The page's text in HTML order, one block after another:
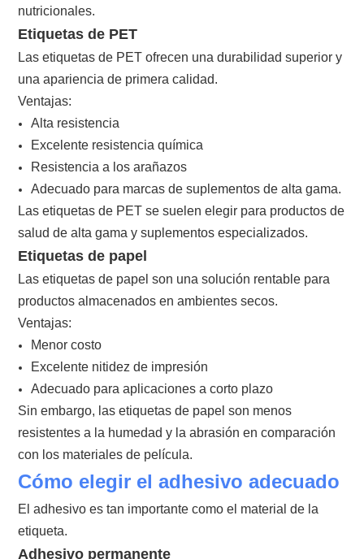
nutricionales.
Etiquetas de PET
Las etiquetas de PET ofrecen una durabilidad superior y
una apariencia de primera calidad.
Ventajas:
Alta resistencia
Excelente resistencia química
Resistencia a los arañazos
Adecuado para marcas de suplementos de alta gama.
Las etiquetas de PET se suelen elegir para productos de
salud de alta gama y suplementos especializados.
Etiquetas de papel
Las etiquetas de papel son una solución rentable para
productos almacenados en ambientes secos.
Ventajas:
Menor costo
Excelente nitidez de impresión
Adecuado para aplicaciones a corto plazo
Sin embargo, las etiquetas de papel son menos
resistentes a la humedad y la abrasión en comparación
con los materiales de película.
Cómo elegir el adhesivo adecuado
El adhesivo es tan importante como el material de la
etiqueta.
Adhesivo permanente